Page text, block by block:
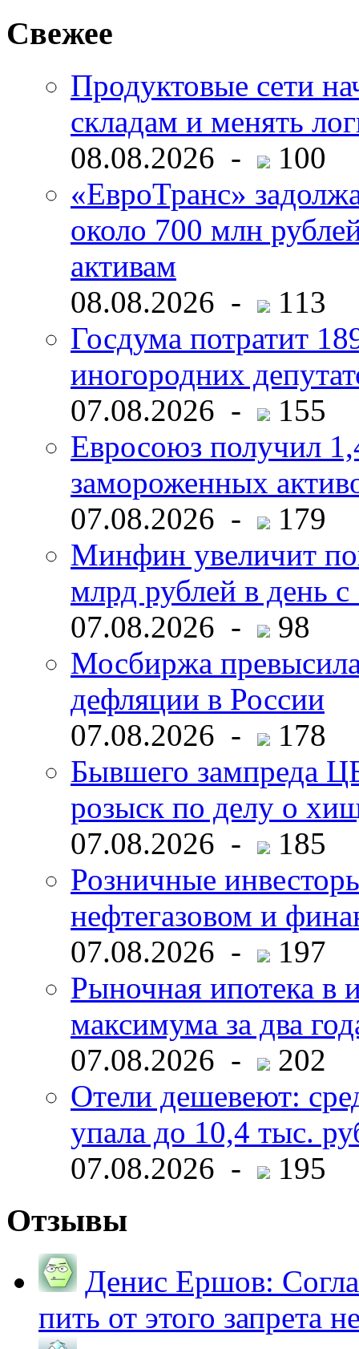
Свежее
Продуктовые сети
складам и менять
08.08.2026 -
100
«ЕвроТранс»
около 700 млн
активам
08.08.2026 -
113
Госдума потратит
иногородних
07.08.2026 -
155
Евросоюз получил
замороженных
07.08.2026 -
179
Минфин увеличит
млрд рублей в день с
07.08.2026 -
98
Мосбиржа
дефляции в России
07.08.2026 -
178
Бывшего зампреда
розыск по делу о
07.08.2026 -
185
Розничные
нефтегазовом и
07.08.2026 -
197
Рыночная ипотека в
максимума за два
07.08.2026 -
202
Отели дешевеют:
упала до 10,4 тыс.
07.08.2026 -
195
Отзывы
Денис Ершов:
пить от этого запрета